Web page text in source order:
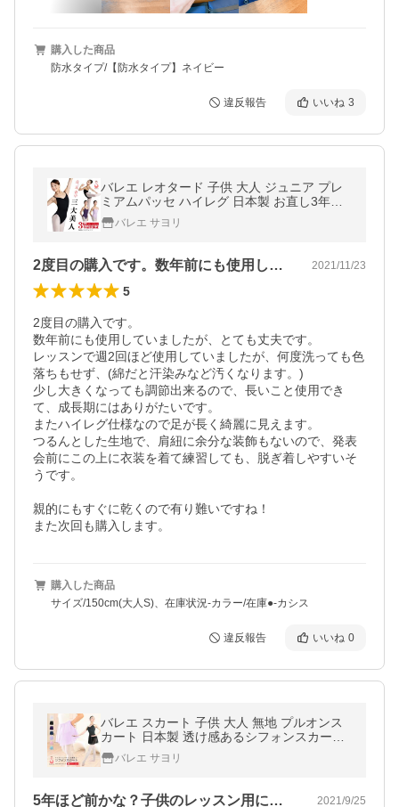
購入した商品
防水タイプ/【防水タイプ】ネイビー
違反報告 いいね 3
バレエ レオタード 子供 大人 ジュニア プレ
ミアムパッセ ハイレグ 日本製 お直し3年保
証 首美人 足長美人 背中美人 3大美人レオタ
ード scl033
バレエ サヨリ
2度目の購入です。数年前にも使用してい… 2021/11/23
5
2度目の購入です。
数年前にも使用していましたが、とても丈夫です。
レッスンで週2回ほど使用していましたが、何度洗っても色
落ちもせず、(綿だと汗染みなど汚くなります。)
少し大きくなっても調節出来るので、長いこと使用でき
て、成長期にはありがたいです。
またハイレグ仕様なので足が長く綺麗に見えます。
つるんとした生地で、肩紐に余分な装飾もないので、発表
会前にこの上に衣装を着て練習しても、脱ぎ着しやすいそ
うです。
親的にもすぐに乾くので有り難いですね！
また次回も購入します。
購入した商品
サイズ/150cm(大人S)、在庫状況-カラー/在庫●-カシス
違反報告 いいね 0
バレエ スカート 子供 大人 無地 プルオンス
カート 日本製 透け感あるシフォンスカート
ウエストゴムスカート レオタードと合わせ
買い scs403
バレエ サヨリ
5年ほど前かな？子供のレッスン用に購入… 2021/9/25